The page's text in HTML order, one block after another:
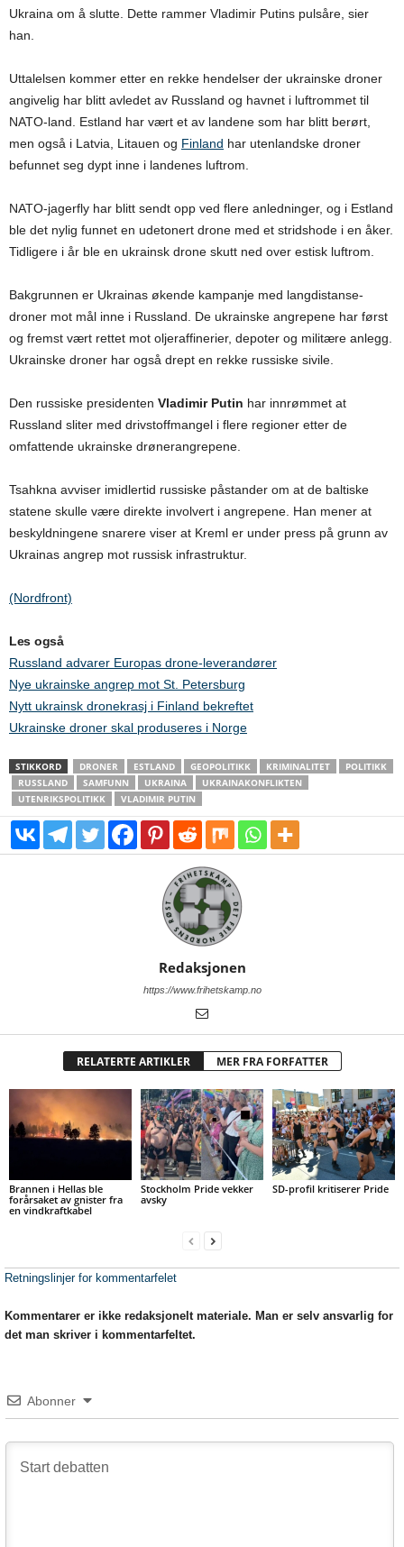
Ukraina om å slutte. Dette rammer Vladimir Putins pulsåre, sier
han.
Uttalelsen kommer etter en rekke hendelser der ukrainske droner
angivelig har blitt avledet av Russland og havnet i luftrommet til
NATO-land. Estland har vært et av landene som har blitt berørt,
men også i Latvia, Litauen og Finland har utenlandske droner
befunnet seg dypt inne i landenes luftrom.
NATO-jagerfly har blitt sendt opp ved flere anledninger, og i Estland
ble det nylig funnet en udetonert drone med et stridshode i en åker.
Tidligere i år ble en ukrainsk drone skutt ned over estisk luftrom.
Bakgrunnen er Ukrainas økende kampanje med langdistanse-
droner mot mål inne i Russland. De ukrainske angrepene har først
og fremst vært rettet mot oljeraffinerier, depoter og militære anlegg.
Ukrainske droner har også drept en rekke russiske sivile.
Den russiske presidenten Vladimir Putin har innrømmet at
Russland sliter med drivstoffmangel i flere regioner etter de
omfattende ukrainske drønerangrepene.
Tsahkna avviser imidlertid russiske påstander om at de baltiske
statene skulle være direkte involvert i angrepene. Han mener at
beskyldningene snarere viser at Kreml er under press på grunn av
Ukrainas angrep mot russisk infrastruktur.
(Nordfront)
Les også
Russland advarer Europas drone-leverandører
Nye ukrainske angrep mot St. Petersburg
Nytt ukrainsk dronekrasj i Finland bekreftet
Ukrainske droner skal produseres i Norge
STIKKORD DRONER ESTLAND GEOPOLITIKK KRIMINALITET
POLITIKK
RUSSLAND
SAMFUNN UKRAINA
UKRAINAKONFLIKTEN
UTENRIKSPOLITIKK
VLADIMIR PUTIN
Redaksjonen
https://www.frihetskamp.no
RELATERTE ARTIKLER MER FRA FORFATTER
Brannen i Hellas ble
forårsaket av gnister fra
en vindkraftkabel
Stockholm Pride vekker
avsky
SD-profil kritiserer Pride
Retningslinjer for kommentarfelet
Kommentarer er ikke redaksjonelt materiale. Man er selv ansvarlig for
det man skriver i kommentarfeltet.
Abonner